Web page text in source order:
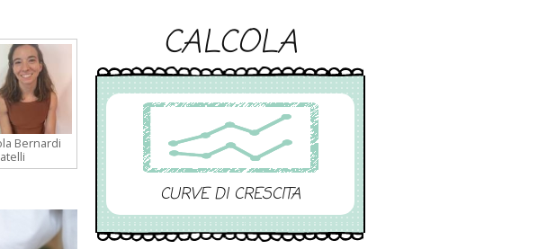
Bernardi
CALCOLA
CURVE DI CRESCITA